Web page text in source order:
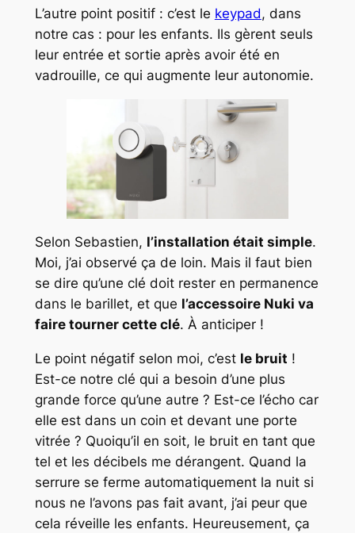
L’autre point positif : c’est le keypad, dans
notre cas : pour les enfants. Ils gèrent seuls
leur entrée et sortie après avoir été en
vadrouille, ce qui augmente leur autonomie.
Selon Sebastien, l’installation était simple.
Moi, j’ai observé ça de loin. Mais il faut bien
se dire qu’une clé doit rester en permanence
dans le barillet, et que l’accessoire Nuki va
faire tourner cette clé. À anticiper !
Le point négatif selon moi, c’est le bruit !
Est-ce notre clé qui a besoin d’une plus
grande force qu’une autre ? Est-ce l’écho car
elle est dans un coin et devant une porte
vitrée ? Quoiqu’il en soit, le bruit en tant que
tel et les décibels me dérangent. Quand la
serrure se ferme automatiquement la nuit si
nous ne l’avons pas fait avant, j’ai peur que
cela réveille les enfants. Heureusement, ça